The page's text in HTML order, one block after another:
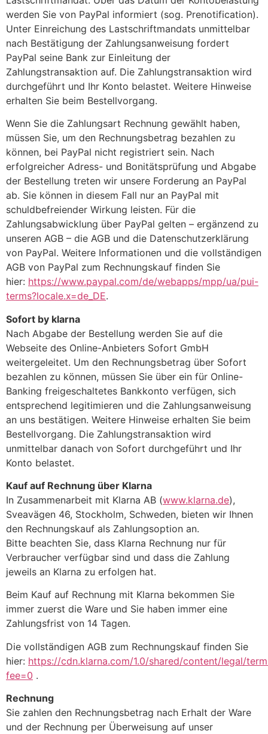
werden Sie von PayPal informiert (sog. Prenotification).
Unter Einreichung des Lastschriftmandats unmittelbar
nach Bestätigung der Zahlungsanweisung fordert
PayPal seine Bank zur Einleitung der
Zahlungstransaktion auf. Die Zahlungstransaktion wird
durchgeführt und Ihr Konto belastet. Weitere Hinweise
erhalten Sie beim Bestellvorgang.
Wenn Sie die Zahlungsart Rechnung gewählt haben,
müssen Sie, um den Rechnungsbetrag bezahlen zu
können, bei PayPal nicht registriert sein. Nach
erfolgreicher Adress- und Bonitätsprüfung und Abgabe
der Bestellung treten wir unsere Forderung an PayPal
ab. Sie können in diesem Fall nur an PayPal mit
schuldbefreiender Wirkung leisten. Für die
Zahlungsabwicklung über PayPal gelten – ergänzend zu
unseren AGB – die AGB und die Datenschutzerklärung
von PayPal. Weitere Informationen und die vollständigen
AGB von PayPal zum Rechnungskauf finden Sie
hier: https://www.paypal.com/de/webapps/mpp/ua/pui-
terms?locale.x=de_DE.
Sofort by klarna
Nach Abgabe der Bestellung werden Sie auf die
Webseite des Online-Anbieters Sofort GmbH
weitergeleitet. Um den Rechnungsbetrag über Sofort
bezahlen zu können, müssen Sie über ein für Online-
Banking freigeschaltetes Bankkonto verfügen, sich
entsprechend legitimieren und die Zahlungsanweisung
an uns bestätigen. Weitere Hinweise erhalten Sie beim
Bestellvorgang. Die Zahlungstransaktion wird
unmittelbar danach von Sofort durchgeführt und Ihr
Konto belastet.
Kauf auf Rechnung über Klarna
In Zusammenarbeit mit Klarna AB (www.klarna.de),
Sveavägen 46, Stockholm, Schweden, bieten wir Ihnen
den Rechnungskauf als Zahlungsoption an.
Bitte beachten Sie, dass Klarna Rechnung nur für
Verbraucher verfügbar sind und dass die Zahlung
jeweils an Klarna zu erfolgen hat.
Beim Kauf auf Rechnung mit Klarna bekommen Sie
immer zuerst die Ware und Sie haben immer eine
Zahlungsfrist von 14 Tagen.
Die vollständigen AGB zum Rechnungskauf finden Sie
hier: https://cdn.klarna.com/1.0/shared/content/legal/
fee=0 .
Rechnung
Sie zahlen den Rechnungsbetrag nach Erhalt der Ware
und der Rechnung per Überweisung auf unser